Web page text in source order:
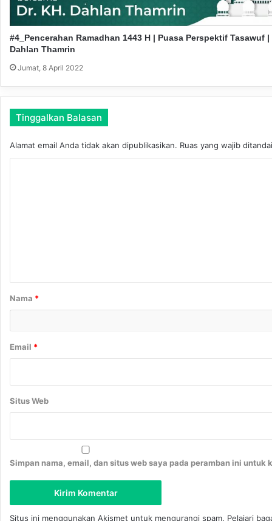
a
n
j
i
n
M
i
l
e
i
#4_Pencerahan Ramadhan 1443 H | Puasa Perspektif Tasawuf |
Dahlan Thamrin
Jumat, 8 April 2022
Tinggalkan Balasan
Alamat email Anda tidak akan dipublikasikan. Ruas yang wajib
r
*
Nama *
Email *
Situs Web
Simpan nama, email, dan situs web saya pada peramban ini untuk
Situs ini menggunakan Akismet untuk mengurangi spam. Pelajari